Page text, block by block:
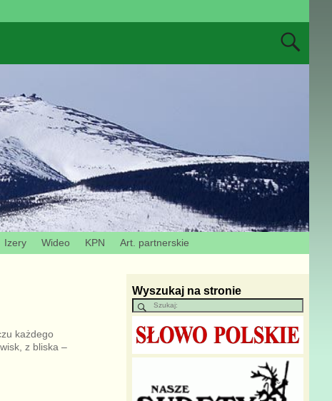
Izery Wideo KPN
Art. partnerskie
każdego
z bliska –
Wyszukaj na stronie